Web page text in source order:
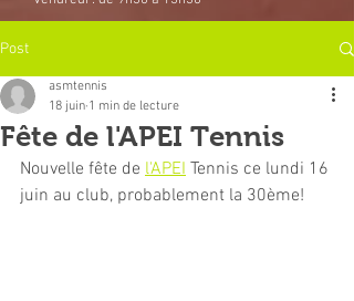
Post
Fête de l'APEI Tennis
asmtennis
18 juin 1 min de lecture
Nouvelle fête de l'APEI Tennis ce lundi 16
juin au club, probablement la 30ème!